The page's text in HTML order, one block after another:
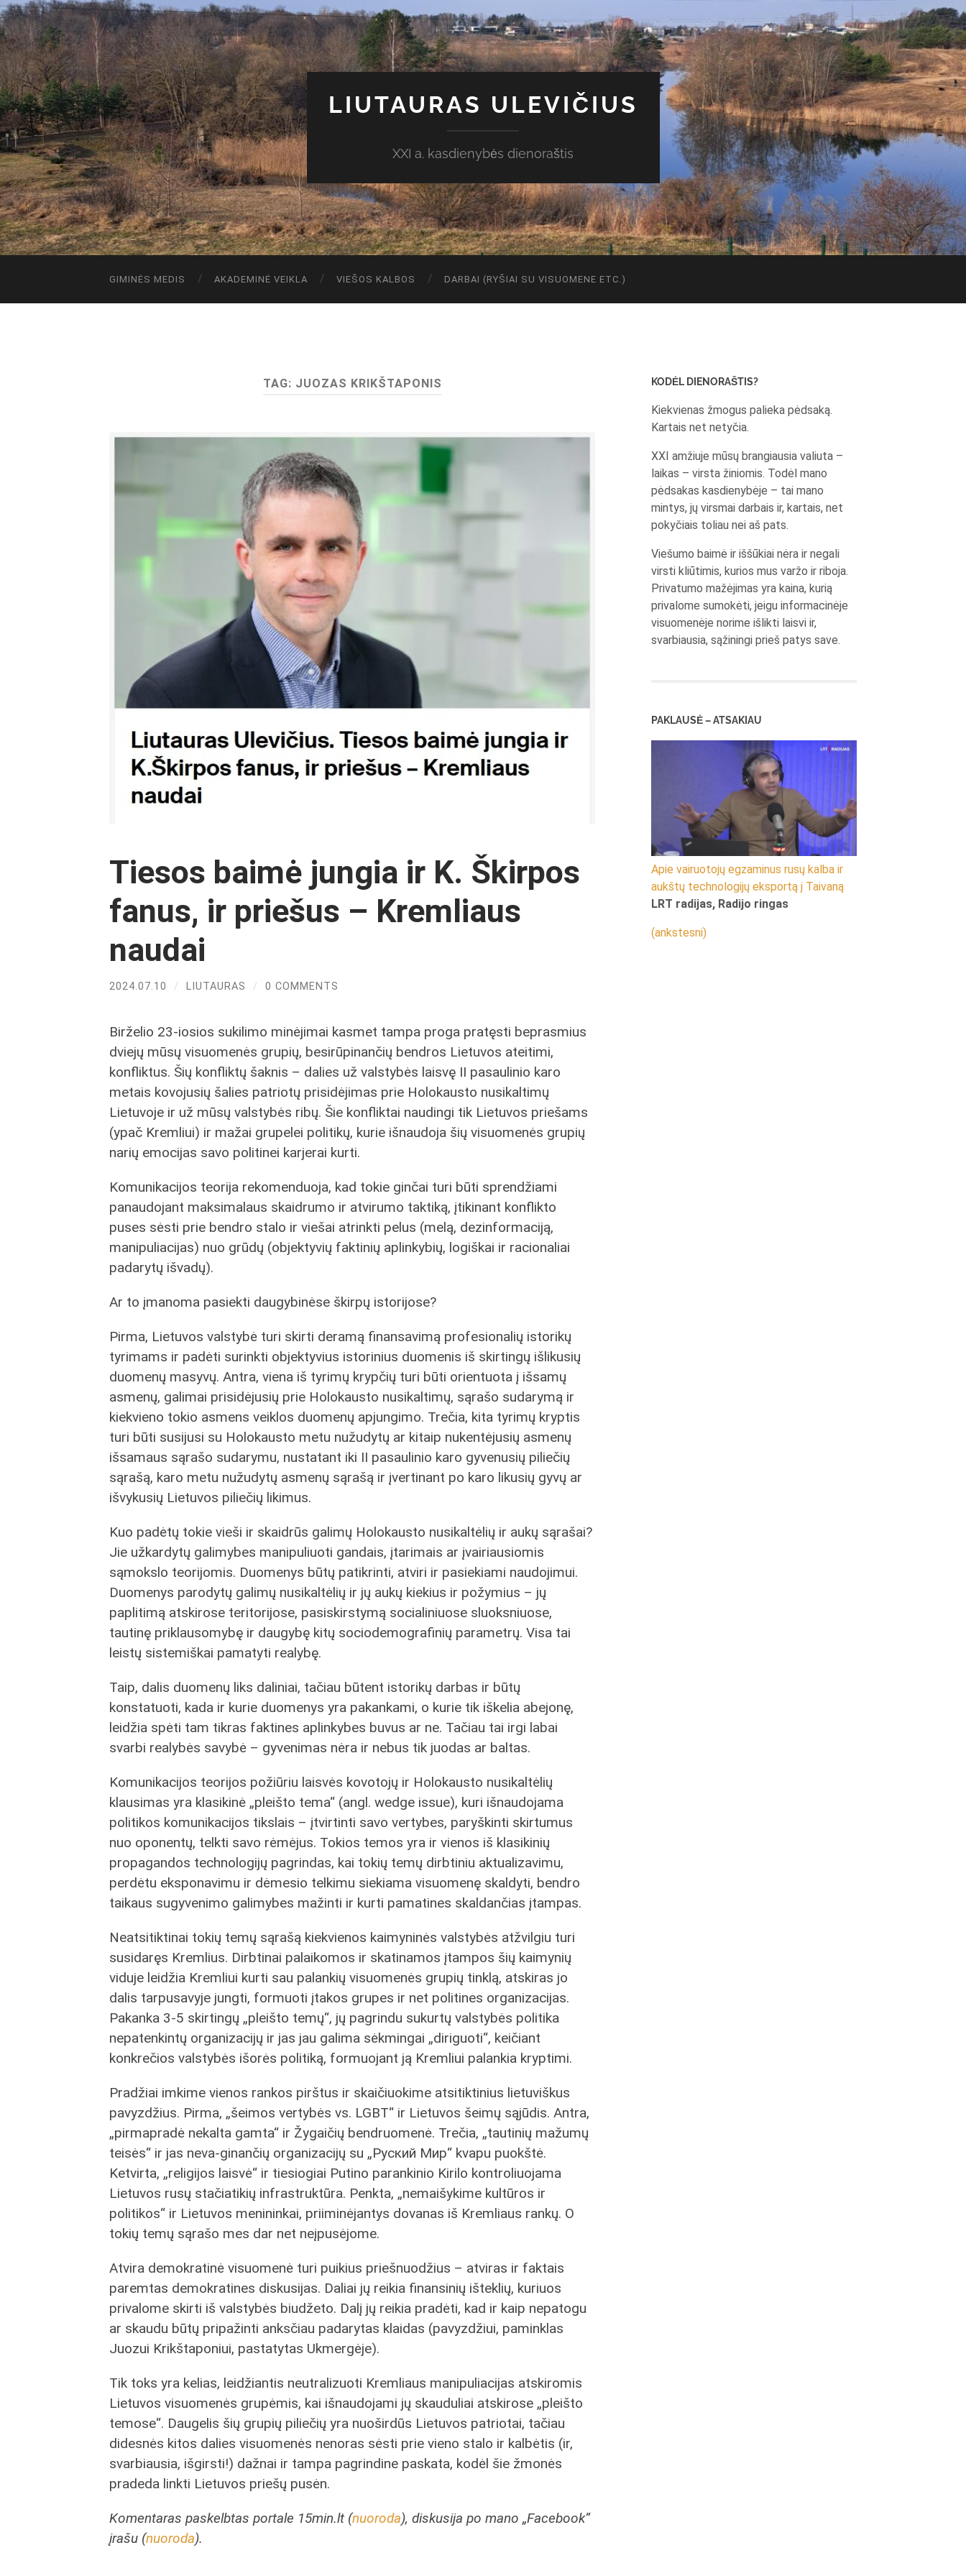
LIUTAURAS ULEVIČIUS
XXI a. kasdienybės dienoraštis
GIMINĖS MEDIS AKADEMINĖ VEIKLA VIEŠOS KALBOS DARBAI (RYŠIAI SU VISUOMENE ETC.)
TAG: JUOZAS KRIKŠTAPONIS
Tiesos baimė jungia ir K. Škirpos
fanus, ir priešus – Kremliaus
naudai
2024.07.10 / LIUTAURAS / 0 COMMENTS
Birželio 23-iosios sukilimo minėjimai kasmet tampa proga pratęsti beprasmius
dviejų mūsų visuomenės grupių, besirūpinančių bendros Lietuvos ateitimi,
konfliktus. Šių konfliktų šaknis – dalies už valstybės laisvę II pasaulinio karo
metais kovojusių šalies patriotų prisidėjimas prie Holokausto nusikaltimų
Lietuvoje ir už mūsų valstybės ribų. Šie konfliktai naudingi tik Lietuvos priešams
(ypač Kremliui) ir mažai grupelei politikų, kurie išnaudoja šių visuomenės grupių
narių emocijas savo politinei karjerai kurti.
Komunikacijos teorija rekomenduoja, kad tokie ginčai turi būti sprendžiami
panaudojant maksimalaus skaidrumo ir atvirumo taktiką, įtikinant konflikto
puses sėsti prie bendro stalo ir viešai atrinkti pelus (melą, dezinformaciją,
manipuliacijas) nuo grūdų (objektyvių faktinių aplinkybių, logiškai ir racionaliai
padarytų išvadų).
Ar to įmanoma pasiekti daugybinėse škirpų istorijose?
Pirma, Lietuvos valstybė turi skirti deramą finansavimą profesionalių istorikų
tyrimams ir padėti surinkti objektyvius istorinius duomenis iš skirtingų išlikusių
duomenų masyvų. Antra, viena iš tyrimų krypčių turi būti orientuota į išsamų
asmenų, galimai prisidėjusių prie Holokausto nusikaltimų, sąrašo sudarymą ir
kiekvieno tokio asmens veiklos duomenų apjungimo. Trečia, kita tyrimų kryptis
turi būti susijusi su Holokausto metu nužudytų ar kitaip nukentėjusių asmenų
išsamaus sąrašo sudarymu, nustatant iki II pasaulinio karo gyvenusių piliečių
sąrašą, karo metu nužudytų asmenų sąrašą ir įvertinant po karo likusių gyvų ar
išvykusių Lietuvos piliečių likimus.
Kuo padėtų tokie vieši ir skaidrūs galimų Holokausto nusikaltėlių ir aukų sąrašai?
Jie užkardytų galimybes manipuliuoti gandais, įtarimais ar įvairiausiomis
sąmokslo teorijomis. Duomenys būtų patikrinti, atviri ir pasiekiami naudojimui.
Duomenys parodytų galimų nusikaltėlių ir jų aukų kiekius ir požymius – jų
paplitimą atskirose teritorijose, pasiskirstymą socialiniuose sluoksniuose,
tautinę priklausomybę ir daugybę kitų sociodemografinių parametrų. Visa tai
leistų sistemiškai pamatyti realybę.
Taip, dalis duomenų liks daliniai, tačiau būtent istorikų darbas ir būtų
konstatuoti, kada ir kurie duomenys yra pakankami, o kurie tik iškelia abejonę,
leidžia spėti tam tikras faktines aplinkybes buvus ar ne. Tačiau tai irgi labai
svarbi realybės savybė – gyvenimas nėra ir nebus tik juodas ar baltas.
Komunikacijos teorijos požiūriu laisvės kovotojų ir Holokausto nusikaltėlių
klausimas yra klasikinė „pleišto tema“ (angl. wedge issue), kuri išnaudojama
politikos komunikacijos tikslais – įtvirtinti savo vertybes, paryškinti skirtumus
nuo oponentų, telkti savo rėmėjus. Tokios temos yra ir vienos iš klasikinių
propagandos technologijų pagrindas, kai tokių temų dirbtiniu aktualizavimu,
perdėtu eksponavimu ir dėmesio telkimu siekiama visuomenę skaldyti, bendro
taikaus sugyvenimo galimybes mažinti ir kurti pamatines skaldančias įtampas.
Neatsitiktinai tokių temų sąrašą kiekvienos kaimyninės valstybės atžvilgiu turi
susidaręs Kremlius. Dirbtinai palaikomos ir skatinamos įtampos šių kaimynių
viduje leidžia Kremliui kurti sau palankių visuomenės grupių tinklą, atskiras jo
dalis tarpusavyje jungti, formuoti įtakos grupes ir net politines organizacijas.
Pakanka 3-5 skirtingų „pleišto temų“, jų pagrindu sukurtų valstybės politika
nepatenkintų organizacijų ir jas jau galima sėkmingai „diriguoti“, keičiant
konkrečios valstybės išorės politiką, formuojant ją Kremliui palankia kryptimi.
Pradžiai imkime vienos rankos pirštus ir skaičiuokime atsitiktinius lietuviškus
pavyzdžius. Pirma, „šeimos vertybės vs. LGBT“ ir Lietuvos šeimų sąjūdis. Antra,
„pirmapradė nekalta gamta“ ir Žygaičių bendruomenė. Trečia, „tautinių mažumų
teisės“ ir jas neva-ginančių organizacijų su „Руский Мир“ kvapu puokštė.
Ketvirta, „religijos laisvė“ ir tiesiogiai Putino parankinio Kirilo kontroliuojama
Lietuvos rusų stačiatikių infrastruktūra. Penkta, „nemaišykime kultūros ir
politikos“ ir Lietuvos menininkai, priiminėjantys dovanas iš Kremliaus rankų. O
tokių temų sąrašo mes dar net neįpusėjome.
Atvira demokratinė visuomenė turi puikius priešnuodžius – atviras ir faktais
paremtas demokratines diskusijas. Daliai jų reikia finansinių išteklių, kuriuos
privalome skirti iš valstybės biudžeto. Dalį jų reikia pradėti, kad ir kaip nepatogu
ar skaudu būtų pripažinti anksčiau padarytas klaidas (pavyzdžiui, paminklas
Juozui Krikštaponiui, pastatytas Ukmergėje).
Tik toks yra kelias, leidžiantis neutralizuoti Kremliaus manipuliacijas atskiromis
Lietuvos visuomenės grupėmis, kai išnaudojami jų skauduliai atskirose „pleišto
temose“. Daugelis šių grupių piliečių yra nuoširdūs Lietuvos patriotai, tačiau
didesnės kitos dalies visuomenės nenoras sėsti prie vieno stalo ir kalbėtis (ir,
svarbiausia, išgirsti!) dažnai ir tampa pagrindine paskata, kodėl šie žmonės
pradeda linkti Lietuvos priešų pusėn.
Komentaras paskelbtas portale 15min.lt (nuoroda), diskusija po mano „Facebook“
įrašu (nuoroda).
KODĖL DIENORAŠTIS?
Kiekvienas žmogus palieka pėdsaką.
Kartais net netyčia.
XXI amžiuje mūsų brangiausia valiuta –
laikas – virsta žiniomis. Todėl mano
pėdsakas kasdienybėje – tai mano
mintys, jų virsmai darbais ir, kartais, net
pokyčiais toliau nei aš pats.
Viešumo baimė ir iššūkiai nėra ir negali
virsti kliūtimis, kurios mus varžo ir riboja.
Privatumo mažėjimas yra kaina, kurią
privalome sumokėti, jeigu informacinėje
visuomenėje norime išlikti laisvi ir,
svarbiausia, sąžiningi prieš patys save.
PAKLAUSĖ – ATSAKIAU
Apie vairuotojų egzaminus rusų kalba ir
aukštų technologijų eksportą į Taivaną
LRT radijas, Radijo ringas
(ankstesni)